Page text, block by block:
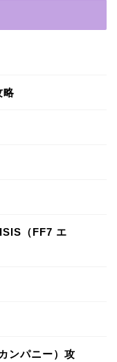
略
（FF7 エ
ンパニー）攻